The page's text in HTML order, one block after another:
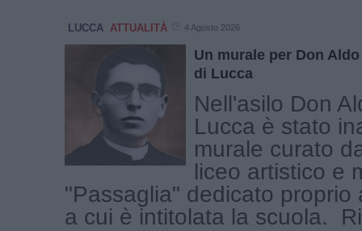
LUCCA ATTUALITÀ 4 Agosto 2026
Un murale per Don
di Lucca
Nell'asilo Don
Lucca è stato
murale curato
liceo artistico e
"Passaglia" dedicato proprio
a cui è intitolata la scuola.